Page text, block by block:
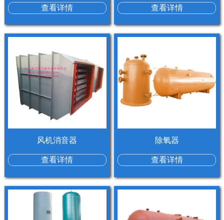
查看详情 查看详情
风机消音器
查看详情
除氧器
查看详情